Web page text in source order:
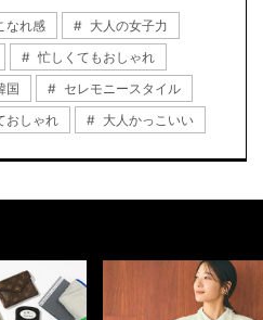
なれ感
大人の女子力
忙しくてもおしゃれ
国
セレモニースタイル
おしゃれ 大人かっこいい